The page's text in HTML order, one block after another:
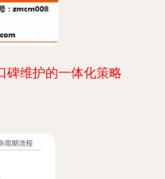
碑维护的一体化策略